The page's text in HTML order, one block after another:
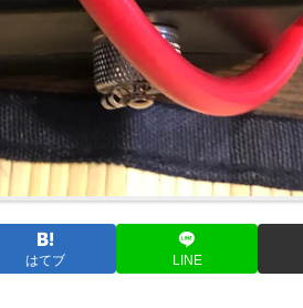
はてブ LINE